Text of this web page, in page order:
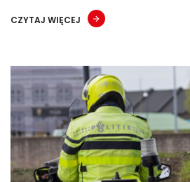
CZYTAJ WIĘCEJ